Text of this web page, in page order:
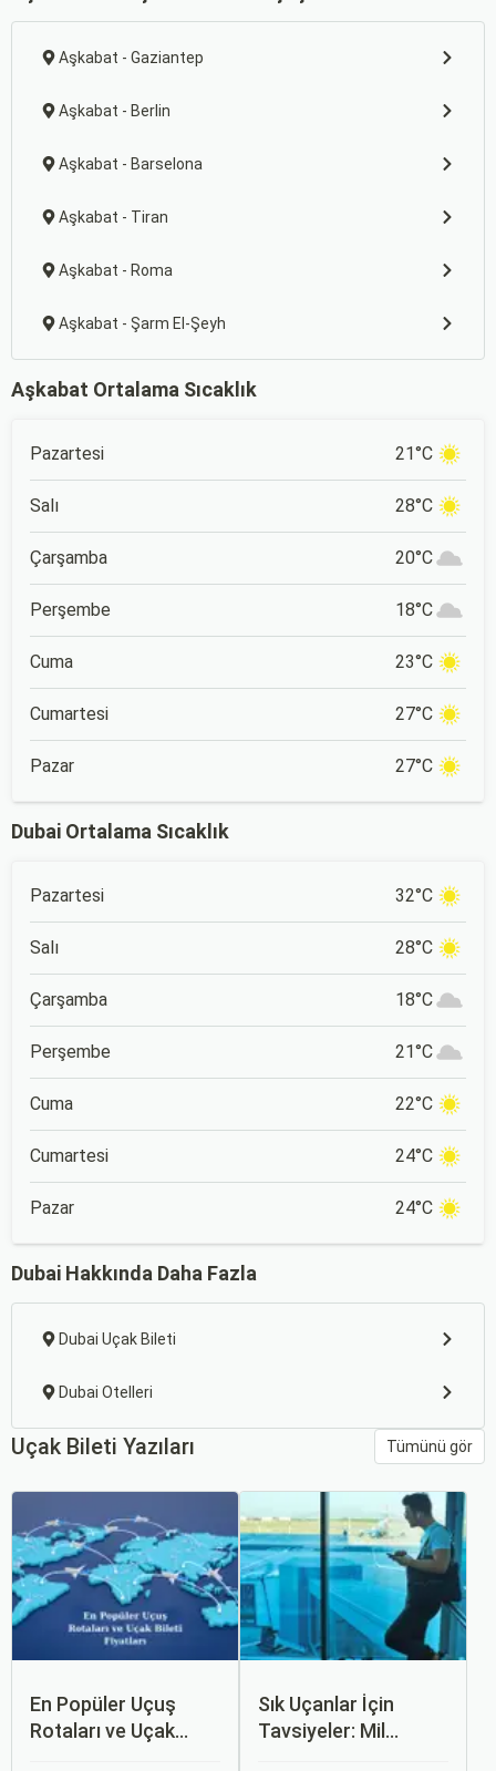
Aşkabat - Gaziantep
Aşkabat - Berlin
Aşkabat - Barselona
Aşkabat - Tiran
Aşkabat - Roma
Aşkabat - Şarm El-Şeyh
Aşkabat Ortalama Sıcaklık
Pazartesi 21°C
Salı 28°C
Çarşamba 20°C
Perşembe 18°C
Cuma 23°C
Cumartesi 27°C
Pazar 27°C
Dubai Ortalama Sıcaklık
Pazartesi 32°C
Salı 28°C
Çarşamba 18°C
Perşembe 21°C
Cuma 22°C
Cumartesi 24°C
Pazar 24°C
Dubai Hakkında Daha Fazla
Dubai Uçak Bileti
Dubai Otelleri
Uçak Bileti Yazıları Tümünü gör
En Popüler Uçuş
Rotaları ve Uçak
Sık Uçanlar İçin
Tavsiyeler: Mil